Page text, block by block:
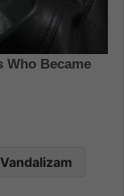
Vandalizam